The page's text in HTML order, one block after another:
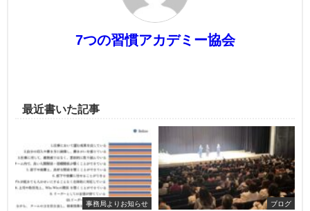
7つの習慣アカデミー協会
最近書いた記事
事務局よりお知らせ ブログ